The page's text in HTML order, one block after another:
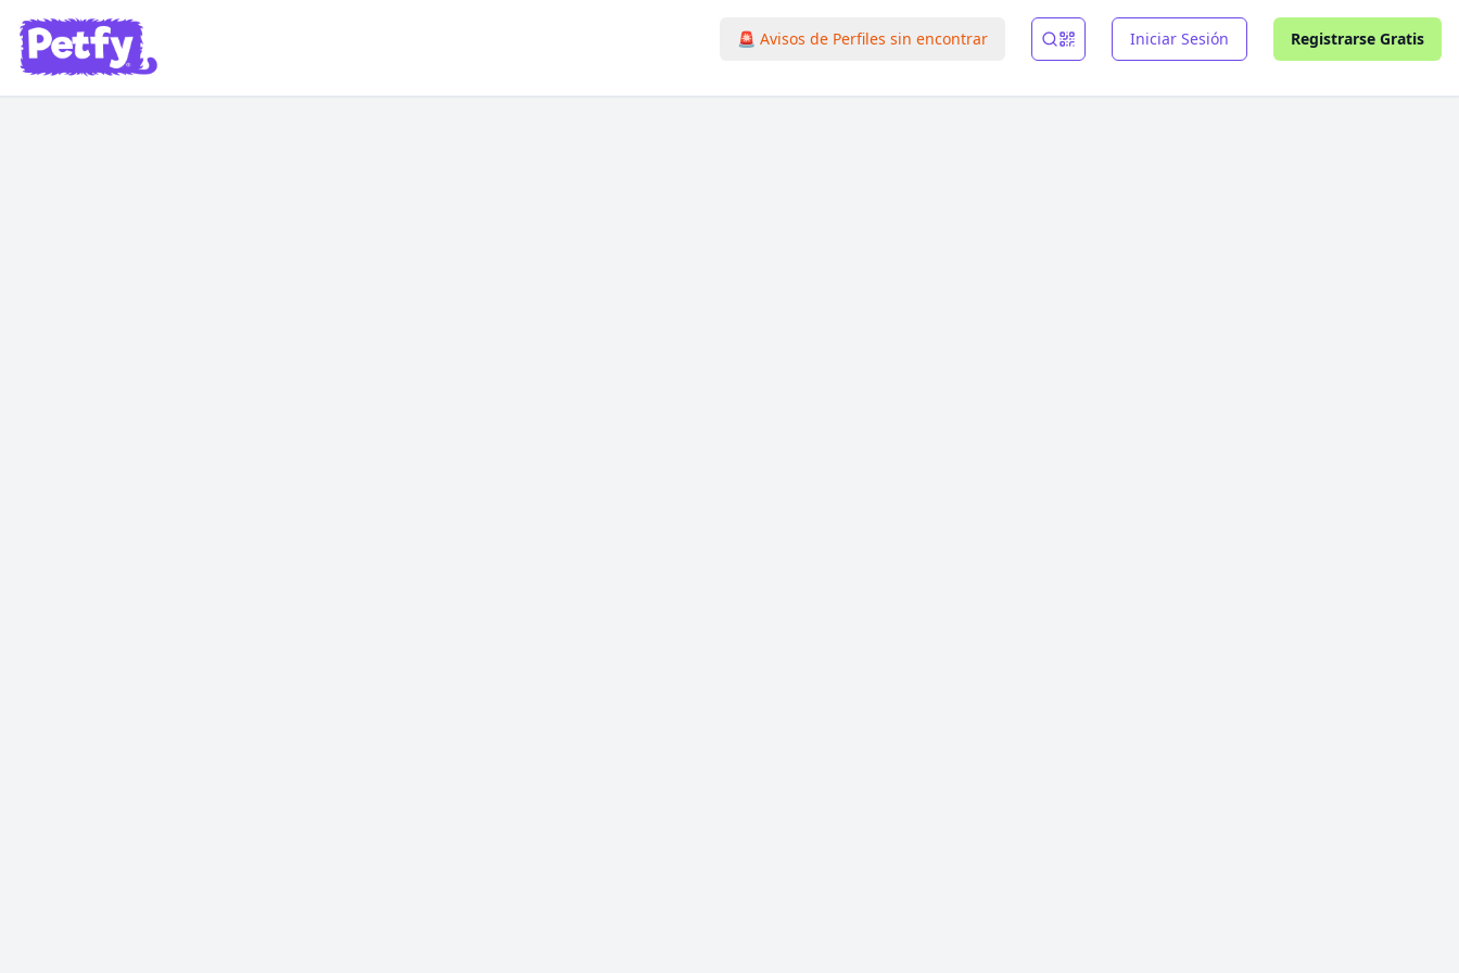
🚨 Avisos de Perfiles sin encontrar Iniciar Sesión Registrarse Gratis